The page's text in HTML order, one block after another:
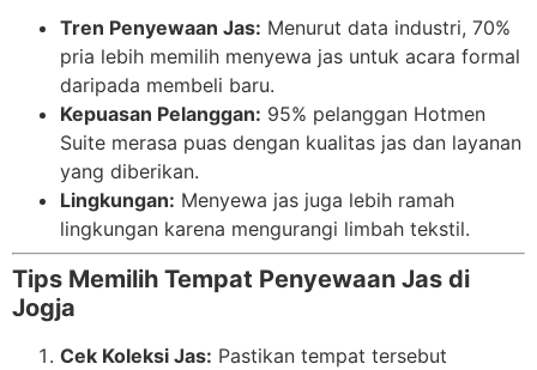
Tren Penyewaan Jas: Menurut data industri, 70%
pria lebih memilih menyewa jas untuk acara formal
daripada membeli baru.
Kepuasan Pelanggan: 95% pelanggan Hotmen
Suite merasa puas dengan kualitas jas dan layanan
yang diberikan.
Lingkungan: Menyewa jas juga lebih ramah
lingkungan karena mengurangi limbah tekstil.
Tips Memilih Tempat Penyewaan Jas di
Jogja
Cek Koleksi Jas: Pastikan tempat tersebut